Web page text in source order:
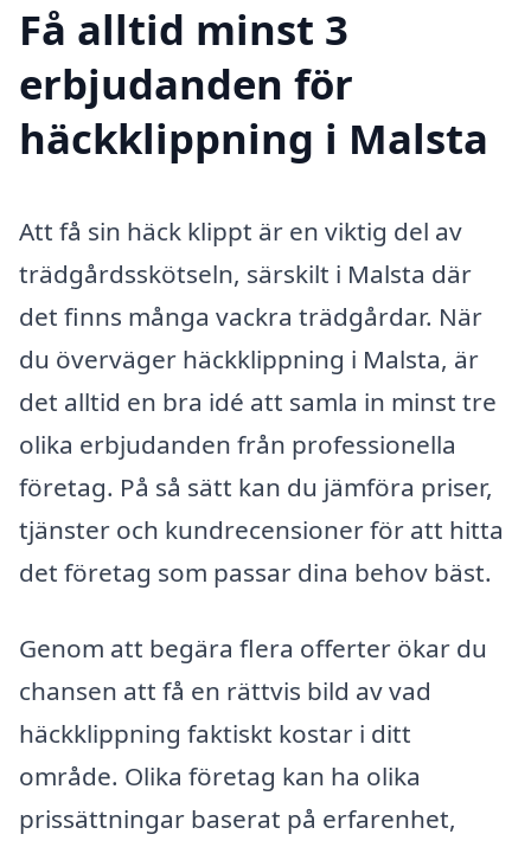
Få alltid minst 3
erbjudanden för
häckklippning i Malsta
Att få sin häck klippt är en viktig del av
trädgårdsskötseln, särskilt i Malsta där
det finns många vackra trädgårdar. När
du överväger häckklippning i Malsta, är
det alltid en bra idé att samla in minst tre
olika erbjudanden från professionella
företag. På så sätt kan du jämföra priser,
tjänster och kundrecensioner för att hitta
det företag som passar dina behov bäst.
Genom att begära flera offerter ökar du
chansen att få en rättvis bild av vad
häckklippning faktiskt kostar i ditt
område. Olika företag kan ha olika
prissättningar baserat på erfarenhet,